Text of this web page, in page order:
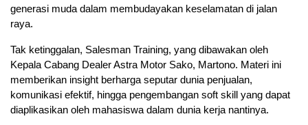
generasi muda dalam membudayakan keselamatan di jalan
raya.
Tak ketinggalan, Salesman Training, yang dibawakan oleh
Kepala Cabang Dealer Astra Motor Sako, Martono. Materi ini
memberikan insight berharga seputar dunia penjualan,
komunikasi efektif, hingga pengembangan soft skill yang dapat
diaplikasikan oleh mahasiswa dalam dunia kerja nantinya.